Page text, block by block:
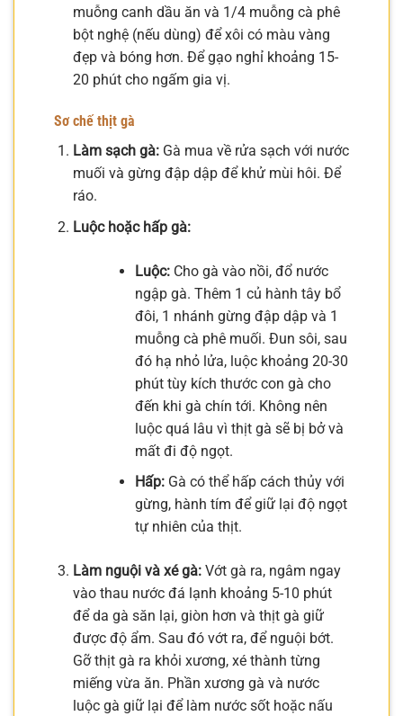
muỗng canh dầu ăn và 1/4 muỗng cà phê
bột nghệ (nếu dùng) để xôi có màu vàng
đẹp và bóng hơn. Để gạo nghỉ khoảng 15-
20 phút cho ngấm gia vị.
Sơ chế thịt gà
Làm sạch gà:Gà mua về rửa sạch với nước
muối và gừng đập dập để khử mùi hôi. Để
ráo.
Luộc hoặc hấp gà:
Luộc:Cho gà vào nồi, đổ nước
ngập gà. Thêm 1 củ hành tây bổ
đôi, 1 nhánh gừng đập dập và 1
muỗng cà phê muối. Đun sôi, sau
đó hạ nhỏ lửa, luộc khoảng 20-30
phút tùy kích thước con gà cho
đến khi gà chín tới. Không nên
luộc quá lâu vì thịt gà sẽ bị bở và
mất đi độ ngọt.
Hấp:Gà có thể hấp cách thủy với
gừng, hành tím để giữ lại độ ngọt
tự nhiên của thịt.
Làm nguội và xé gà:Vớt gà ra, ngâm ngay
vào thau nước đá lạnh khoảng 5-10 phút
để da gà săn lại, giòn hơn và thịt gà giữ
được độ ẩm. Sau đó vớt ra, để nguội bớt.
Gỡ thịt gà ra khỏi xương, xé thành từng
miếng vừa ăn. Phần xương gà và nước
luộc gà giữ lại để làm nước sốt hoặc nấu